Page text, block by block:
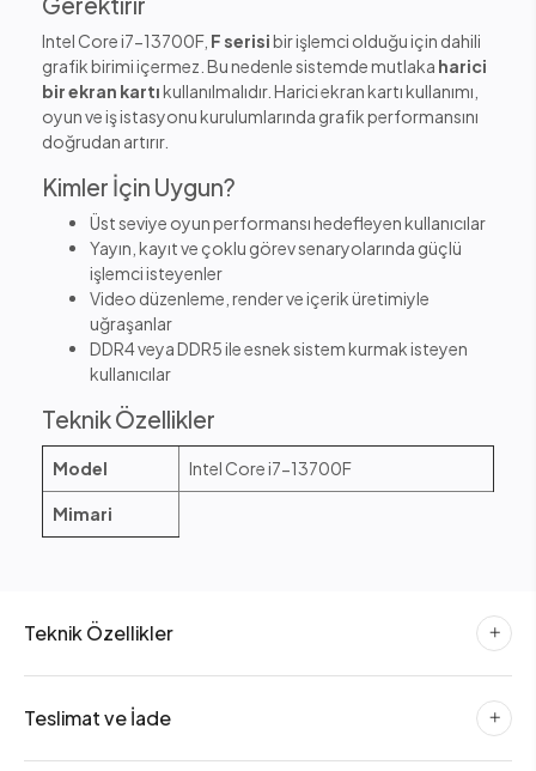
Intel Core i7-13700F, F serisibir işlemci olduğu için dahili
grafik birimi içermez. Bu nedenle sistemde mutlaka harici
bir ekran kartıkullanılmalıdır. Harici ekran kartı kullanımı,
oyun ve iş istasyonu kurulumlarında grafik performansını
doğrudan artırır.
Kimler İçin Uygun?
Üst seviye oyun performansı hedefleyen kullanıcılar
Yayın, kayıt ve çoklu görev senaryolarında güçlü
işlemci isteyenler
Video düzenleme, render ve içerik üretimiyle
uğraşanlar
DDR4 veya DDR5 ile esnek sistem kurmak isteyen
kullanıcılar
Teknik Özellikler
Model Intel Core i7-13700F
Mimari
Teknik Özellikler
Teslimat ve İade